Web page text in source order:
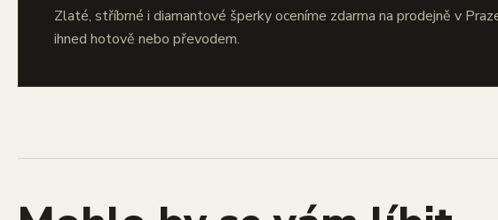
Zlaté, stříbrné i diamantové šperky oceníme zdarma na prodejně v
ihned hotově nebo převodem.